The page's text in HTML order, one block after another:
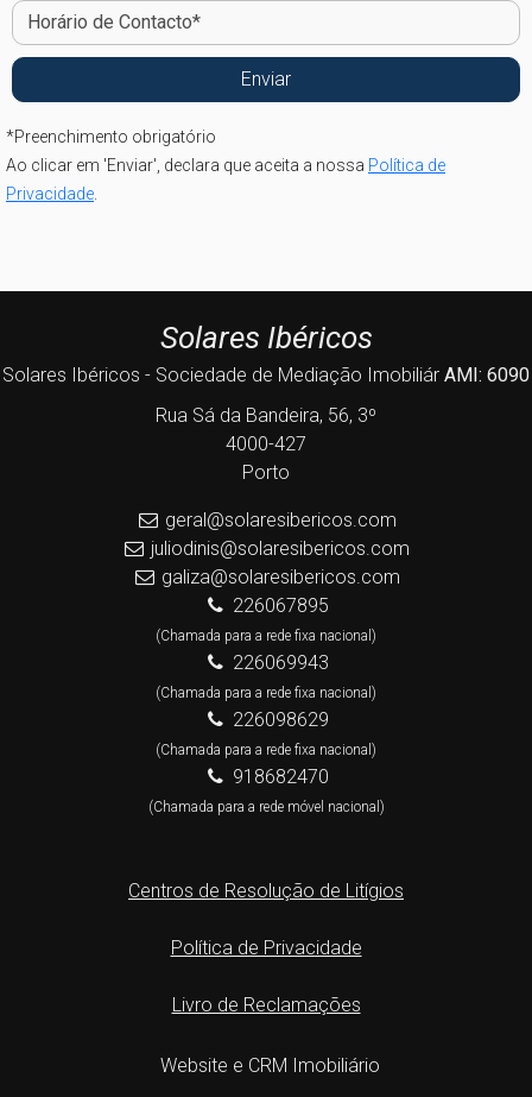
*Preenchimento obrigatório
Ao clicar em 'Enviar', declara que aceita a nossa Política de
Privacidade
Solares Ibéricos
Solares Ibéricos - Sociedade de Mediação Imobiliár AMI: 6090
Rua Sá da Bandeira, 56, 3º
4000-427
Porto
geral@solaresibericos.com
juliodinis@solaresibericos.com
galiza@solaresibericos.com
226067895
(Chamada para a rede fixa nacional)
226069943
(Chamada para a rede fixa nacional)
226098629
(Chamada para a rede fixa nacional)
918682470
(Chamada para a rede móvel nacional)
Centros de Resolução de Litígios
Política de Privacidade
Livro de Reclamações
Website e CRM Imobiliário